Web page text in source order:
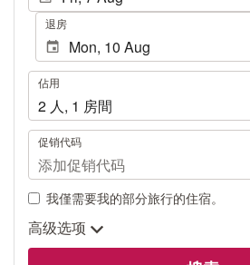
退房
佔
用
佔用
2 人, 1 房間
促销代码
我僅需要我的部分旅行的住宿。
高级选项